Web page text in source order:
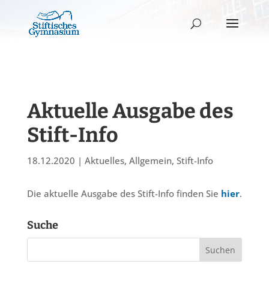
Aktuelle Ausgabe des
Stift-Info
18.12.2020 | Aktuelles, Allgemein, Stift-Info
Die aktuelle Ausgabe des Stift-Info finden Sie hier.
Suche